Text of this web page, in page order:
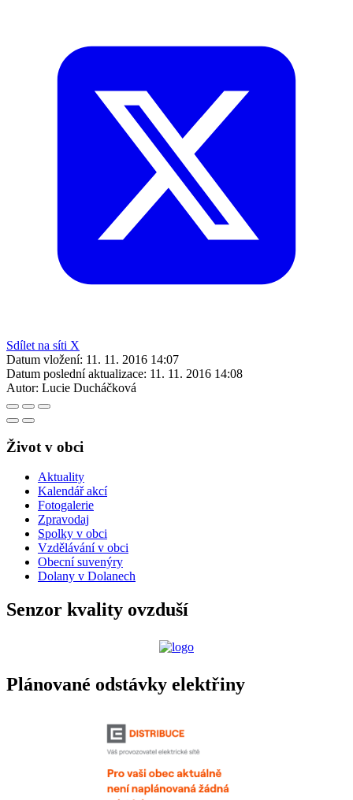
Sdílet na síti X
Datum vložení: 11. 11. 2016 14:07
Datum poslední aktualizace: 11. 11. 2016 14:08
Autor: Lucie Ducháčková
Život v obci
Aktuality
Kalendář akcí
Fotogalerie
Zpravodaj
Spolky v obci
Vzdělávání v obci
Obecní suvenýry
Dolany v Dolanech
Senzor kvality ovzduší
Plánované odstávky elektřiny